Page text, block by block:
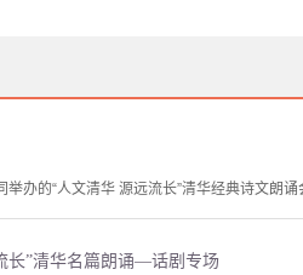
办的“人文清华 源远流长”清华经典诗文朗诵
长”清华名篇朗诵—话剧专场